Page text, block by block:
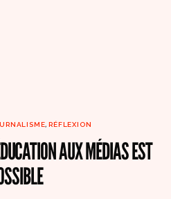
, RÉFLEXION
AUX MÉDIAS EST